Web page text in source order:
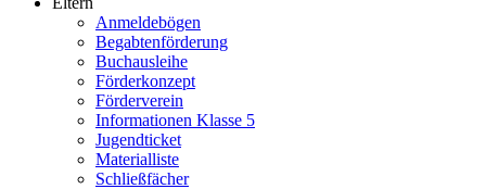
Anmeldebögen
Begabtenförderung
Buchausleihe
Förderkonzept
Förderverein
Informationen Klasse 5
Jugendticket
Materialliste
Schließfächer